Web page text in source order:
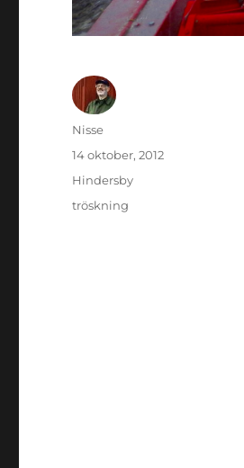
Författare
Nisse
Publicerat
den
14 oktober, 2012
Kategorier
Hindersby
Etiketter
tröskning